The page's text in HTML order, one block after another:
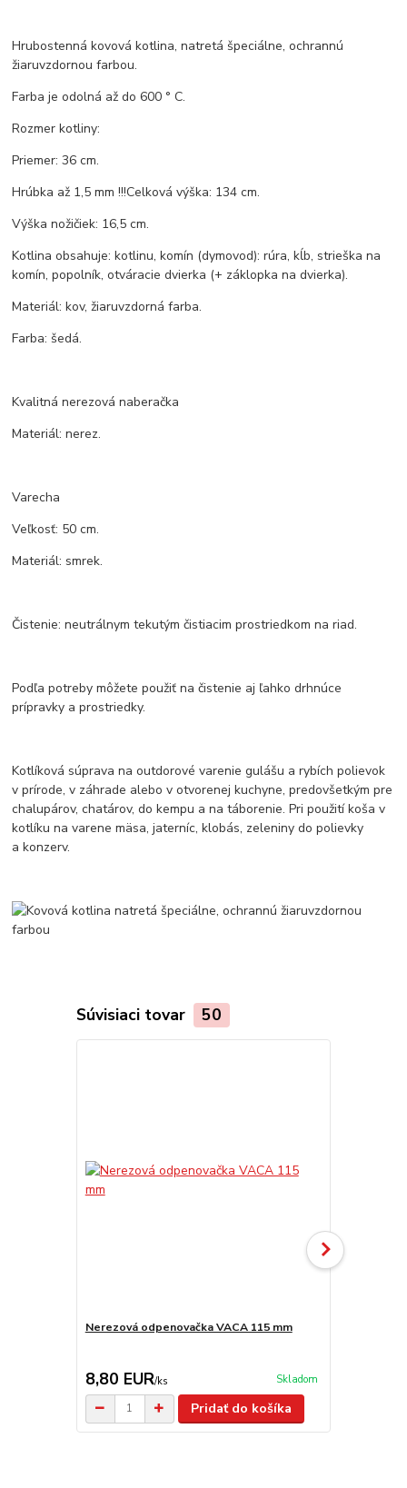
Hrubostenná kovová kotlina, natretá špeciálne, ochrannú
žiaruvzdornou farbou.
Farba je odolná až do 600 ° C.
Rozmer kotliny:
Priemer: 36 cm.
Hrúbka až 1,5 mm !!!Celková výška: 134 cm.
Výška nožičiek: 16,5 cm.
Kotlina obsahuje: kotlinu, komín (dymovod): rúra, kĺb, strieška na
komín, popolník, otváracie dvierka (+ záklopka na dvierka).
Materiál: kov, žiaruvzdorná farba.
Farba: šedá.
Kvalitná nerezová naberačka
Materiál: nerez.
Varecha
Veľkosť: 50 cm.
Materiál: smrek.
Čistenie: neutrálnym tekutým čistiacim prostriedkom na riad.
Podľa potreby môžete použiť na čistenie aj ľahko drhnúce
prípravky a prostriedky.
Kotlíková súprava na outdorové varenie gulášu a rybích polievok
v prírode, v záhrade alebo v otvorenej kuchyne, predovšetkým pre
chalupárov, chatárov, do kempu a na táborenie. Pri použití koša v
kotlíku na varene mäsa, jaterníc, klobás, zeleniny do polievky
a konzerv.
Súvisiaci tovar 50
Nerezová odpenovačka VACA 115 mm
8,80 EUR/ks Skladom
Pridať do košíka